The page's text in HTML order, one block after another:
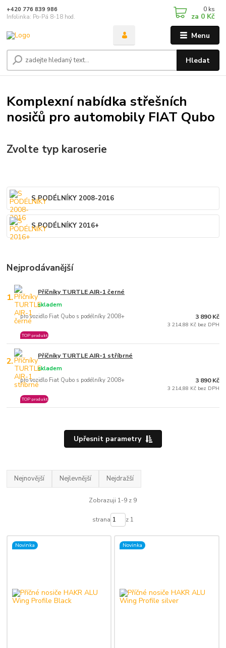
Menu
Hledat
+420 776 839 986
Infolinka: Po-Pá 8-18 hod.
0 ks
za 0 Kč
Komplexní nabídka střešních
nosičů pro automobily FIAT Qubo
Zvolte typ karoserie
S PODÉLNÍKY 2008-2016
S PODÉLNÍKY 2016+
Nejprodávanější
1. Příčníky TURTLE AIR-1 černé
pro vozidlo Fiat Qubo s podélníky 2008+
skladem
TOP produkt
3 890 Kč
3 214,88 Kč bez DPH
2. Příčníky TURTLE AIR-1 stříbrné
pro vozidlo Fiat Qubo s podélníky 2008+
skladem
TOP produkt
3 890 Kč
3 214,88 Kč bez DPH
Upřesnit parametry
Nejnovější Nejlevnější Nejdražší
Zobrazuji 1-9 z 9
strana z 1
Novinka Novinka